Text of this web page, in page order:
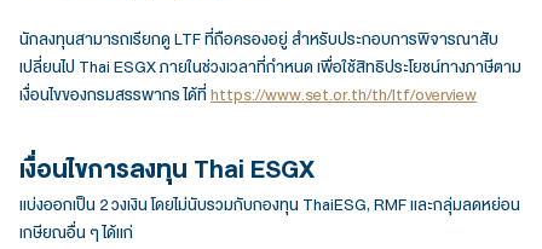
นักลงทุนสามารถเรียกดู LTF ที่ถือครองอยู่ สำหรับประกอบการพิจารณาสับ
เปลี่ยนไป Thai ESGX ภายในช่วงเวลาที่กำหนด เพื่อใช้สิทธิประโยชน์ทางภาษีตาม
เงื่อนไขของกรมสรรพากร ได้ที่https://www.set.or.th/th/ltf/overview
เงื่อนไขการลงทุน Thai ESGX
แบ่งออกเป็น 2 วงเงิน โดยไม่นับรวมกับกองทุน ThaiESG, RMF และกลุ่มลดหย่อน
เกษียณอื่น ๆ ได้แก่